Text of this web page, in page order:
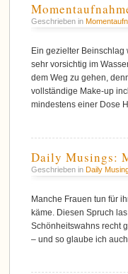
Geschrieben in
Ein gezielter
sehr vorsichtig im
dem Weg zu gehen,
vollständige Make-up
mindestens einer Dose
Daily Musings:
Geschrieben in Daily
Manche Frauen tun für
käme. Diesen Spruch
Schönheitswahns recht
– und so glaube ich